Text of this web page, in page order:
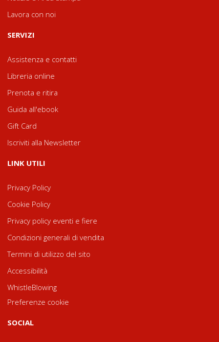
Lavora con noi
SERVIZI
Assistenza e contatti
Libreria online
Prenota e ritira
Guida all'ebook
Gift Card
Iscriviti alla Newsletter
LINK UTILI
Privacy Policy
Cookie Policy
Privacy policy eventi e fiere
Condizioni generali di vendita
Termini di utilizzo del sito
Accessibilità
WhistleBlowing
Preferenze cookie
SOCIAL